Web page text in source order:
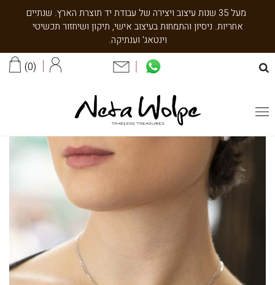
מעל 35 שנות עיצוב ויצירה של עבודת יד תוצרת הארץ. שנתיים
אחריות. ניסיון והתמחות בעיצוב אישי, תיקון ושיחזור תכשיטי
וינטאג' וענתיקה.
0